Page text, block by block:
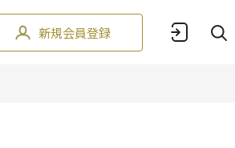
新規会員登録